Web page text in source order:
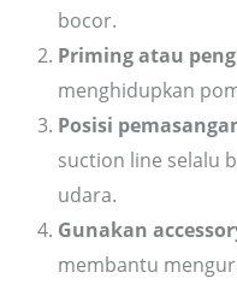
bocor.
Priming atau
menghidupkan
Posisi
suction line selalu
udara.
Gunakan
membantu